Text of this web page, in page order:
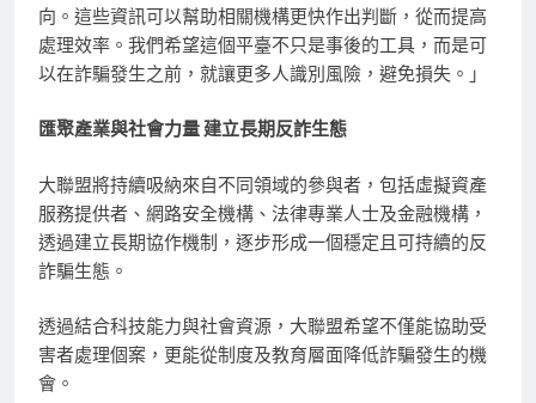
向。這些資訊可以幫助相關機構更快作出判斷，從而提高
處理效率。我們希望這個平臺不只是事後的工具，而是可
以在詐騙發生之前，就讓更多人識別風險，避免損失。」
匯聚產業與社會力量 建立長期反詐生態
大聯盟將持續吸納來自不同領域的參與者，包括虛擬資產
服務提供者、網路安全機構、法律專業人士及金融機構，
透過建立長期協作機制，逐步形成一個穩定且可持續的反
詐騙生態。
透過結合科技能力與社會資源， 大聯盟希望不僅能協助受
害者處理個案，更能從制度及教育層面降低詐騙發生的機
會。